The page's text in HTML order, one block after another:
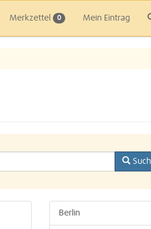
Merkzettel 0 Mein Eintrag
Berlin